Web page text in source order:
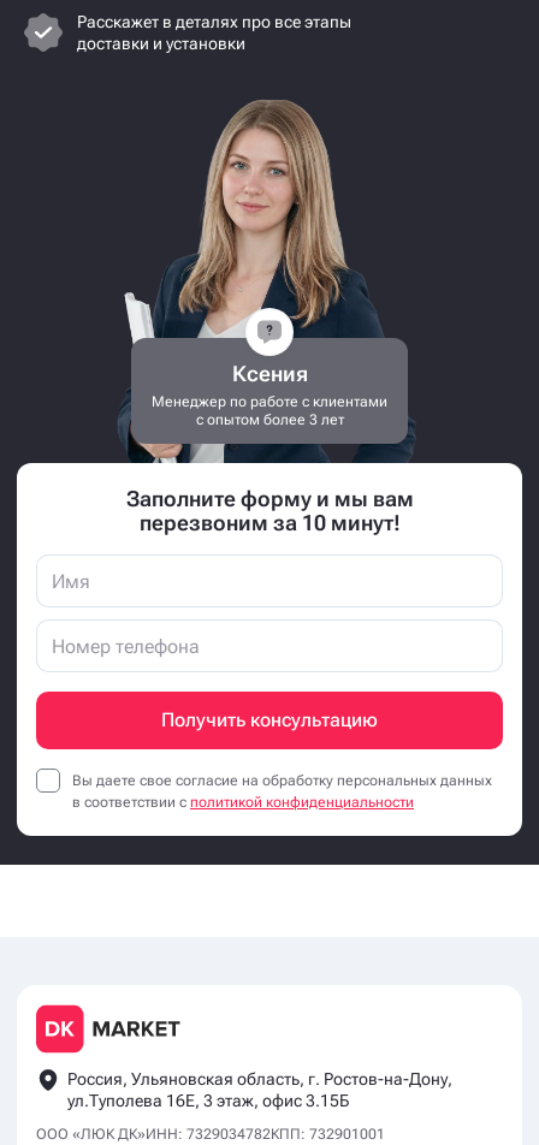
Расскажет в деталях про все этапы
доставки и установки
Ксения
Менеджер по работе с клиентами
с опытом более 3 лет
Заполните форму и мы вам
перезвоним за 10 минут!
Получить консультацию
Вы даете свое согласие на обработку персональных данных
в соответствии с политикой конфиденциальности
Россия, Ульяновская область, г. Ростов-на-Дону,
ул.Туполева 16Е, 3 этаж, офис 3.15Б
ООО «ЛЮК ДК»ИНН: 7329034782КПП: 732901001